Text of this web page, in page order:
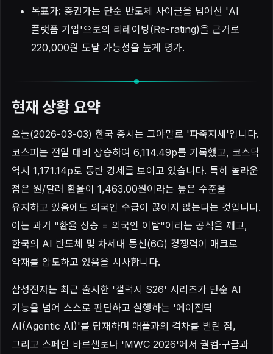
목표가: 증권가는 단순 반도체 사이클을 넘어선 'AI
플랫폼 기업'으로의 리레이팅(Re-rating)을 근거로
220,000원 도달 가능성을 높게 평가.
현재 상황 요약
오늘(2026-03-03) 한국 증시는 그야말로 '파죽지세'입니다.
코스피는 전일 대비 상승하여 6,114.49p를 기록했고, 코스닥
역시 1,171.14p로 동반 강세를 보이고 있습니다. 특히 놀라운
점은 원/달러 환율이 1,463.00원이라는 높은 수준을
유지하고 있음에도 외국인 수급이 끊이지 않는다는 것입니다.
이는 과거 "환율 상승 = 외국인 이탈"이라는 공식을 깨고,
한국의 AI 반도체 및 차세대 통신(6G) 경쟁력이 매크로
악재를 압도하고 있음을 시사합니다.
삼성전자는 최근 출시한 '갤럭시 S26' 시리즈가 단순 AI
기능을 넘어 스스로 판단하고 실행하는 '에이전틱
AI(Agentic AI)'를 탑재하며 애플과의 격차를 벌린 점,
그리고 스페인 바르셀로나 'MWC 2026'에서 퀄컴·구글과